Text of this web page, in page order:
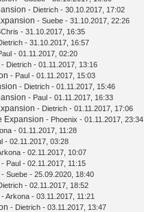
- Dietrich - 30.10.2017, 17:02
- Suebe - 31.10.2017, 22:26
- 31.10.2017, 16:35
- 31.10.2017, 16:57
- 01.11.2017, 02:20
- Dietrich - 01.11.2017, 13:16
- Paul - 01.11.2017, 15:03
- Dietrich - 01.11.2017, 15:46
- Paul - 01.11.2017, 16:33
- Dietrich - 01.11.2017, 17:06
Expansion - Phoenix - 01.11.2017, 23:34
- 01.11.2017, 11:28
- 02.11.2017, 03:28
- 02.11.2017, 10:07
- Paul - 02.11.2017, 11:15
- Suebe - 25.09.2020, 18:40
- 02.11.2017, 18:52
-Arkona - 03.11.2017, 11:21
- Dietrich - 03.11.2017, 13:47